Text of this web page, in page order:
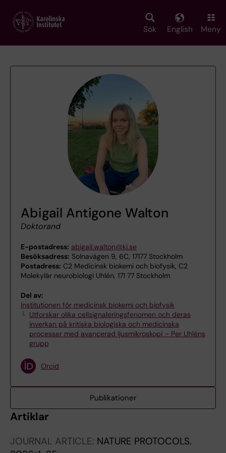
main
Sök English Meny
Abigail Antigone Walton
Doktorand
E-postadress: abigail.walton@ki.se
Besöksadress: Solnavägen 9, 6C, 17177 Stockholm
Postadress: C2 Medicinsk biokemi och biofysik, C2
Molekylär neurobiologi Uhlén, 171 77 Stockholm
Del av:
Institutionen för medicinsk biokemi och biofysik
Utforskar olika cellsignaleringsfenomen och deras
inverkan på kritiska biologiska och medicinska
processer med avancerad ljusmikroskopi – Per Uhléns
grupp
Orcid
Publikationer
Artiklar
JOURNAL ARTICLE: NATURE PROTOCOLS.